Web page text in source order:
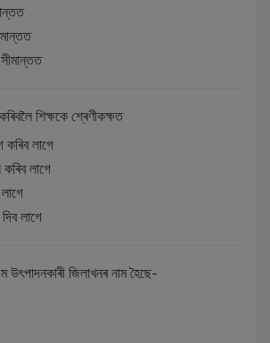
শিক্ষকে শ্ৰেণীকক্ষত
কৰিব লাগে
লাগে
লাগে
উৎপাদনকাৰী জিলাখনৰ নাম হৈছে-